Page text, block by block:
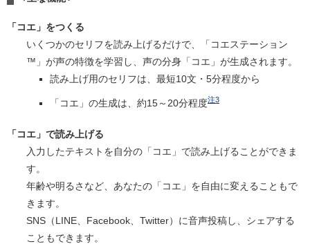
「コエ」をつくる
いくつかのセリフを読み上げるだけで、「コエステーション
™」が声の特徴を学習し、声の分身「コエ」が生成されます。
読み上げ用のセリフは、最短10文・5分程度から
「コエ」の生成は、約15～20分程度注3
「コエ」で読み上げる
入力したテキストを自分の「コエ」で読み上げることができま
す。
年齢や明るさなど、あなたの「コエ」を自由に変えることもで
きます。
SNS（LINE、Facebook、Twitter）に音声投稿し、シェアする
こともできます。